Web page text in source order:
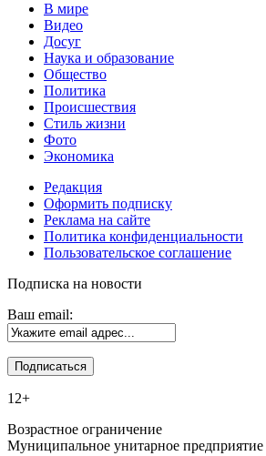
В мире
Видео
Досуг
Наука и образование
Общество
Политика
Происшествия
Стиль жизни
Фото
Экономика
Редакция
Оформить подписку
Реклама на сайте
Политика конфиденциальности
Пользовательское соглашение
Подписка на новости
Ваш email:
12+
Возрастное ограничение
Муниципальное унитарное предприятие